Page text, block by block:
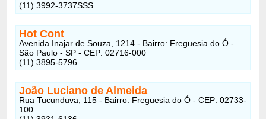
(11) 3992-3737SSS
Hot Cont
Avenida Inajar de Souza, 1214 - Bairro: Freguesia do Ó -
São Paulo - SP - CEP: 02716-000
(11) 3895-5796
João Luciano de Almeida
Rua Tucunduva, 115 - Bairro: Freguesia do Ó - CEP: 02733-
100